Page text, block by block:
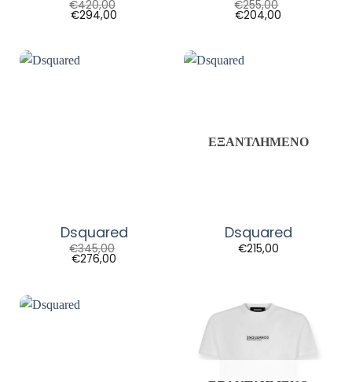
€420,00
€294,00
€255,00
€204,00
Dsquared
€345,00
€276,00
ΕΞΑΝΤΛΗΜΈΝΟ
Dsquared
€215,00